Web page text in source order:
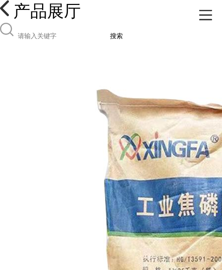
产品展厅
搜索